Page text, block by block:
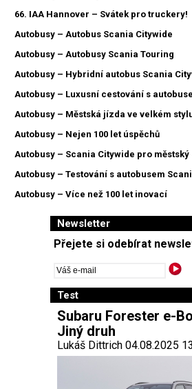
66. IAA Hannover – Svátek pro truckery!
Autobusy – Autobus Scania Citywide
Autobusy – Autobusy Scania Touring
Autobusy – Hybridní autobus Scania
Autobusy – Luxusní cestování s
Autobusy – Městská jízda ve velkém
Autobusy – Nejen 100 let úspěchů
Autobusy – Scania Citywide pro
Autobusy – Testování s autobusem
Autobusy – Více než 100 let inovací
Newsletter
Přejete si odebírat
Test
Subaru Forester e-
Jiný druh
Lukáš Dittrich 04.08.2025